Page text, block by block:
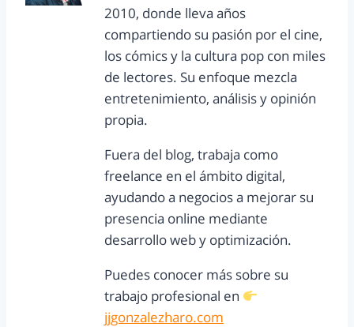
2010, donde lleva años
compartiendo su pasión por el cine,
los cómics y la cultura pop con miles
de lectores. Su enfoque mezcla
entretenimiento, análisis y opinión
propia.
Fuera del blog, trabaja como
freelance en el ámbito digital,
ayudando a negocios a mejorar su
presencia online mediante
desarrollo web y optimización.
Puedes conocer más sobre su
trabajo profesional en
jjgonzalezharo.com